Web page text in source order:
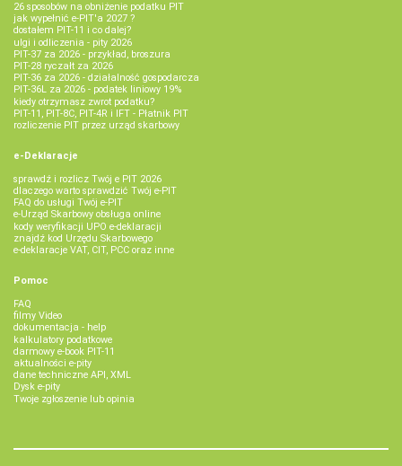
26 sposobów na obniżenie podatku PIT
jak wypełnić e-PIT'a 2027 ?
dostałem PIT-11 i co dalej?
ulgi i odliczenia - pity 2026
PIT-37 za 2026 - przykład, broszura
PIT-28 ryczałt za 2026
PIT-36 za 2026 - działalność gospodarcza
PIT-36L za 2026 - podatek liniowy 19%
kiedy otrzymasz zwrot podatku?
PIT-11, PIT-8C, PIT-4R i IFT - Płatnik PIT
rozliczenie PIT przez urząd skarbowy
e-Deklaracje
sprawdź i rozlicz Twój e PIT 2026
dlaczego warto sprawdzić Twój e-PIT
FAQ do usługi Twój e-PIT
e-Urząd Skarbowy obsługa online
kody weryfikacji UPO e-deklaracji
znajdź kod Urzędu Skarbowego
e-deklaracje VAT, CIT, PCC oraz inne
Pomoc
FAQ
filmy Video
dokumentacja - help
kalkulatory podatkowe
darmowy e-book PIT-11
aktualności e-pity
dane techniczne API, XML
Dysk e-pity
Twoje zgłoszenie lub opinia